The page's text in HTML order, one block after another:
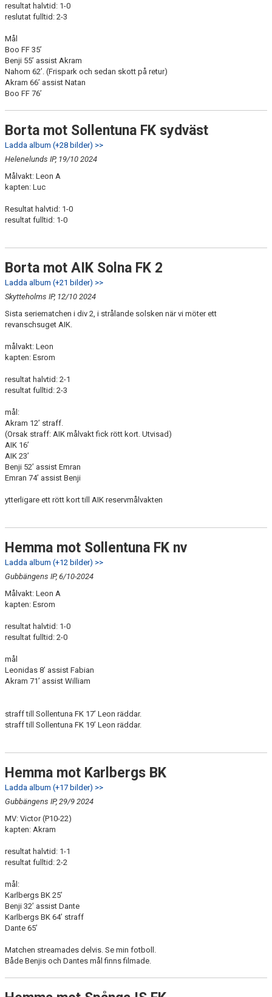
resultat halvtid: 1-0
reslutat fulltid: 2-3
Mål
Boo FF 35’
Benji 55’ assist Akram
Nahom 62’. (Frispark och sedan skott på retur)
Akram 66’ assist Natan
Boo FF 76’
Borta mot Sollentuna FK sydväst
Ladda album (+28 bilder) >>
Helenelunds IP, 19/10 2024
Målvakt: Leon A
kapten: Luc
Resultat halvtid: 1-0
resultat fulltid: 1-0
Borta mot AIK Solna FK 2
Ladda album (+21 bilder) >>
Skytteholms IP, 12/10 2024
Sista seriematchen i div 2, i strålande solsken när vi möter ett
revanschsuget AIK.
målvakt: Leon
kapten: Esrom
resultat halvtid: 2-1
resultat fulltid: 2-3
mål:
Akram 12’ straff.
(Orsak straff: AIK målvakt fick rött kort. Utvisad)
AIK 16’
AIK 23’
Benji 52’ assist Emran
Emran 74’ assist Benji
ytterligare ett rött kort till AIK reservmålvakten
Hemma mot Sollentuna FK nv
Ladda album (+12 bilder) >>
Gubbängens IP, 6/10-2024
Målvakt: Leon A
kapten: Esrom
resultat halvtid: 1-0
resultat fulltid: 2-0
mål
Leonidas 8’ assist Fabian
Akram 71’ assist William
straff till Sollentuna FK 17’ Leon räddar.
straff till Sollentuna FK 19’ Leon räddar.
Hemma mot Karlbergs BK
Ladda album (+17 bilder) >>
Gubbängens IP, 29/9 2024
MV: Victor (P10-22)
kapten: Akram
resultat halvtid: 1-1
resultat fulltid: 2-2
mål:
Karlbergs BK 25’
Benji 32’ assist Dante
Karlbergs BK 64’ straff
Dante 65’
Matchen streamades delvis. Se min fotboll.
Både Benjis och Dantes mål finns filmade.